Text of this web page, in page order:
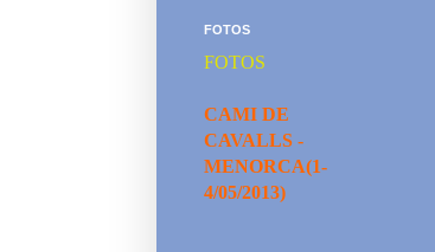
FOTOS
FOTOS
CAMI DE
CAVALLS -
MENORCA(1-
4/05/2013)